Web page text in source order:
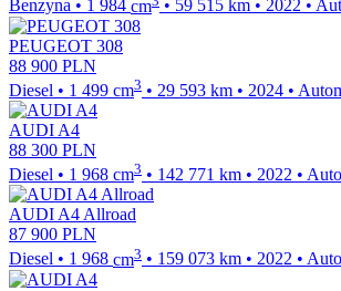
Benzyna • 1 984 cm • 59 515 km • 2022 •
PEUGEOT 308
88 900 PLN
Diesel • 1 499 cm3 • 29 593 km • 2024 •
AUDI A4
88 300 PLN
Diesel • 1 968 cm3 • 142 771 km • 2022 •
AUDI A4 Allroad
87 900 PLN
Diesel • 1 968 cm3 • 159 073 km • 2022 •